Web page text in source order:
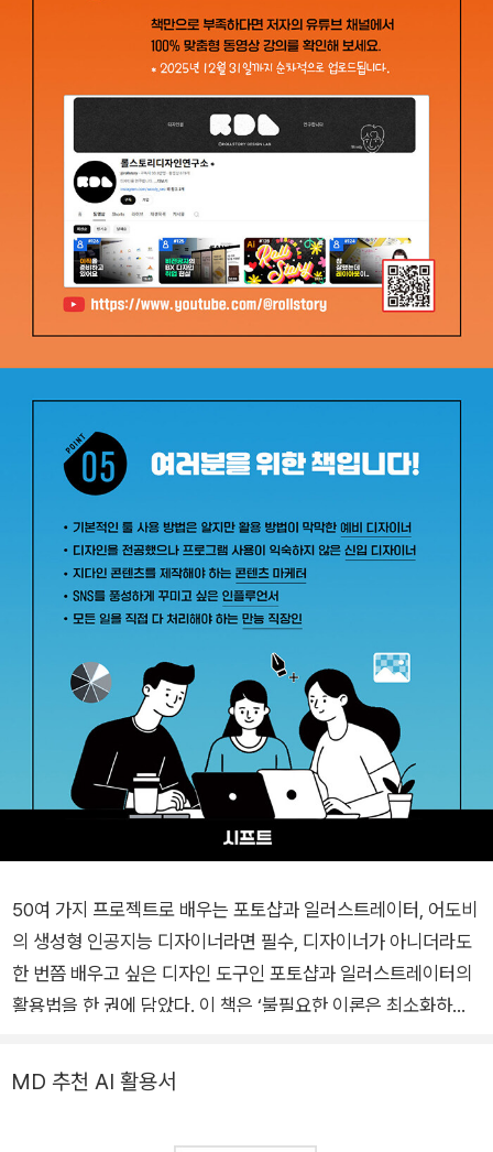
50여 가지 프로젝트로 배우는 포토샵과 일러스트레이터, 어도비
의 생성형 인공지능 디자이너라면 필수, 디자이너가 아니더라도
한 번쯤 배우고 싶은 디자인 도구인 포토샵과 일러스트레이터의
활용법을 한 권에 담았다. 이 책은 ‘불필요한 이론은 최소화하고
여 학습 효율을 높이고, 실전 감각을 더 빠르게 익힐 수 있다. 초
MD 추천 AI 활용서